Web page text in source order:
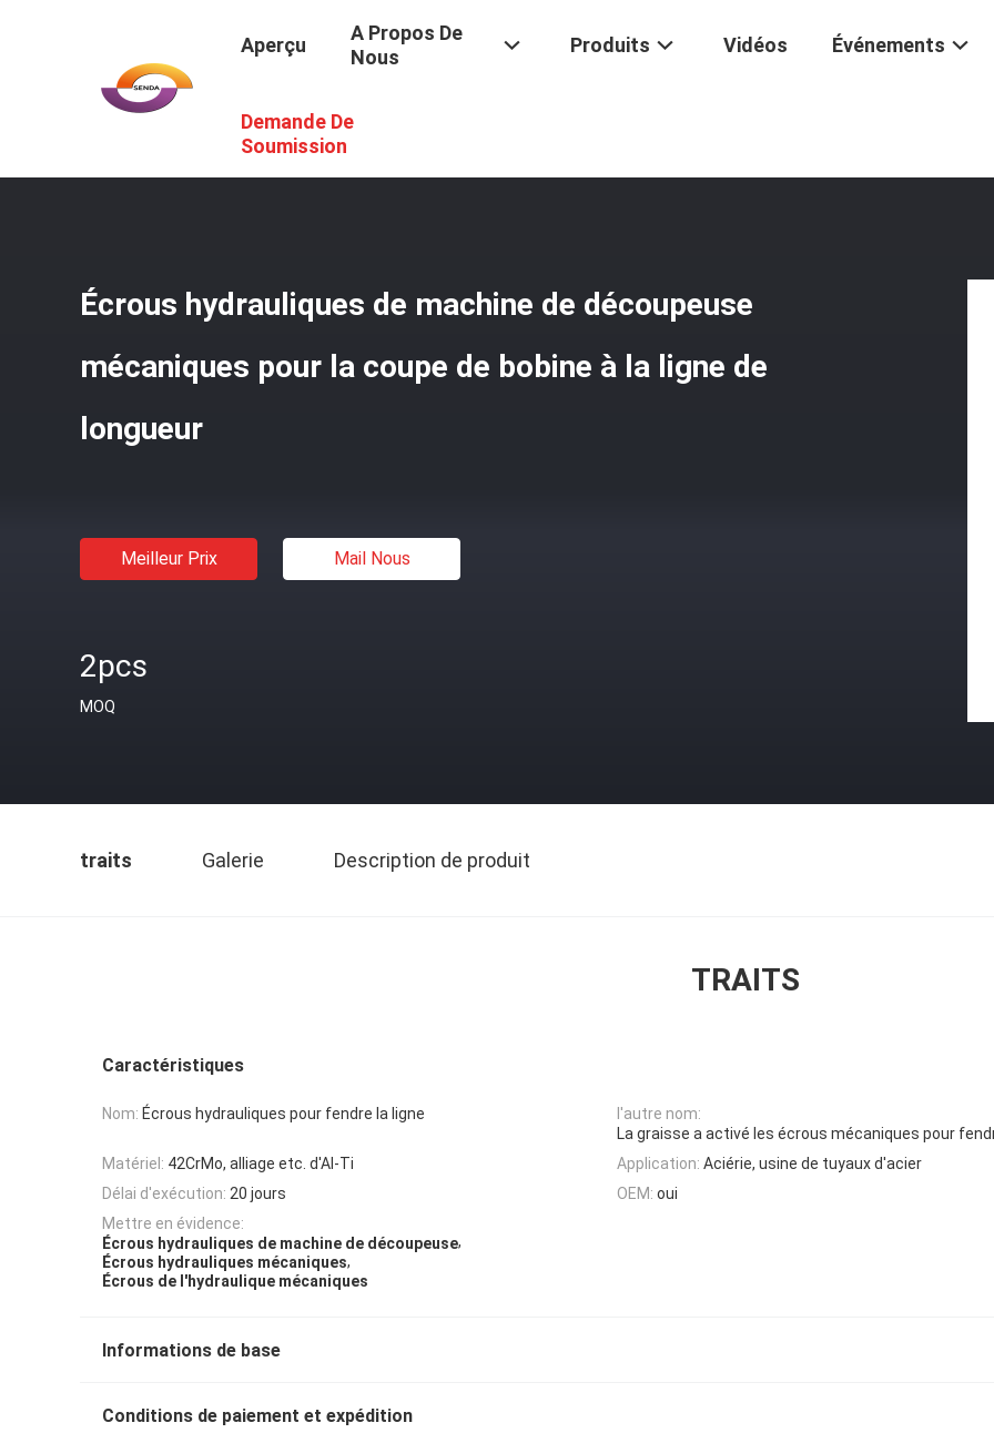
Aperçu
A Propos De
Nous
Produits Vidéos Événements
Demande De
Soumission
Écrous Hydrauliques
Écrous hydrauliques de machine de découpeuse
mécaniques pour la coupe de bobine à la ligne de
longueur
Meilleur Prix Mail Nous
2pcs
MOQ
traits Galerie Description de produit
TRAITS
Caractéristiques
Nom: Écrous hydrauliques pour fendre la ligne
l'autre nom:
La graisse a activé les écrous mécaniques pour
Matériel: 42CrMo, alliage etc. d'Al-Ti Application: Aciérie, usine de tuyaux d'acier
Délai d'exécution: 20 jours OEM: oui
Mettre en évidence:
Écrous hydrauliques de machine de découpeuse,
Écrous hydrauliques mécaniques,
Écrous de l'hydraulique mécaniques
Informations de base
Conditions de paiement et expédition